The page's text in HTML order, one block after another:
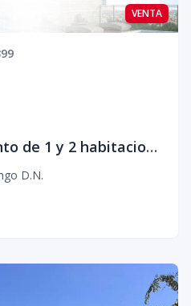
VENTA
Torre en Renacimiento de 1 y 2 habitaciones AB&B Friendly en construccion
D.N.